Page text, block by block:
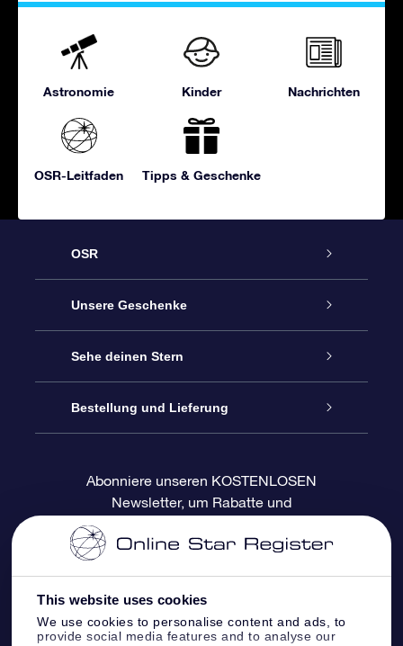
This website uses cookies
We use cookies to personalise content and ads, to
provide social media features and to analyse our
Astronomie Kinder Nachrichten
OSR-Leitfaden Tipps & Geschenke
OSR
Service
Kontakt
Blog
Bewertungen
Unsere Geschenke
Sterne schenken
OSR-Geschenkpaket
OSR-Geschenkgutschein
Firmengeschenke
Sehe deinen Stern
Sternregister
Personalisierte Sternseite
One Million Stars
OSR-Starsaver
Bestellung und Lieferung
Zahlungsinformationen
Versandinformationen
Rückgaberecht
Abonniere unseren KOSTENLOSEN
Newsletter, um Rabatte und